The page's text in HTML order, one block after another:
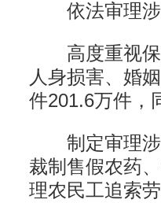
依法审理涉
高度重视保
人身损害、婚
件201.6万件，
制定审理涉
裁制售假农药
理农民工追索